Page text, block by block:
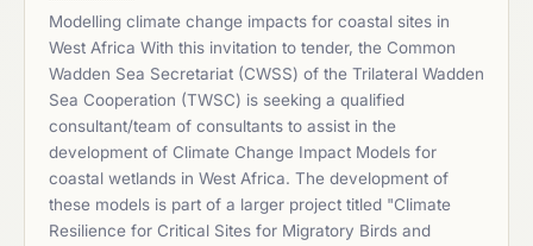
Modelling climate change impacts for coastal sites in
West Africa With this invitation to tender, the Common
Wadden Sea Secretariat (CWSS) of the Trilateral Wadden
Sea Cooperation (TWSC) is seeking a qualified
consultant/team of consultants to assist in the
development of Climate Change Impact Models for
coastal wetlands in West Africa. The development of
these models is part of a larger project titled "Climate
Resilience for Critical Sites for Migratory Birds and